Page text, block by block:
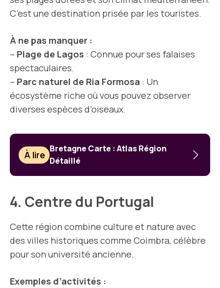
C’est une destination prisée par les touristes.
À ne pas manquer :
– Plage de Lagos : Connue pour ses falaises
spectaculaires.
– Parc naturel de Ria Formosa : Un
écosystème riche où vous pouvez observer
diverses espèces d’oiseaux.
À lire
Bretagne Carte : Atlas Région
Détaillé
4. Centre du Portugal
Cette région combine culture et nature avec
des villes historiques comme Coimbra, célèbre
pour son université ancienne.
Exemples d’activités :